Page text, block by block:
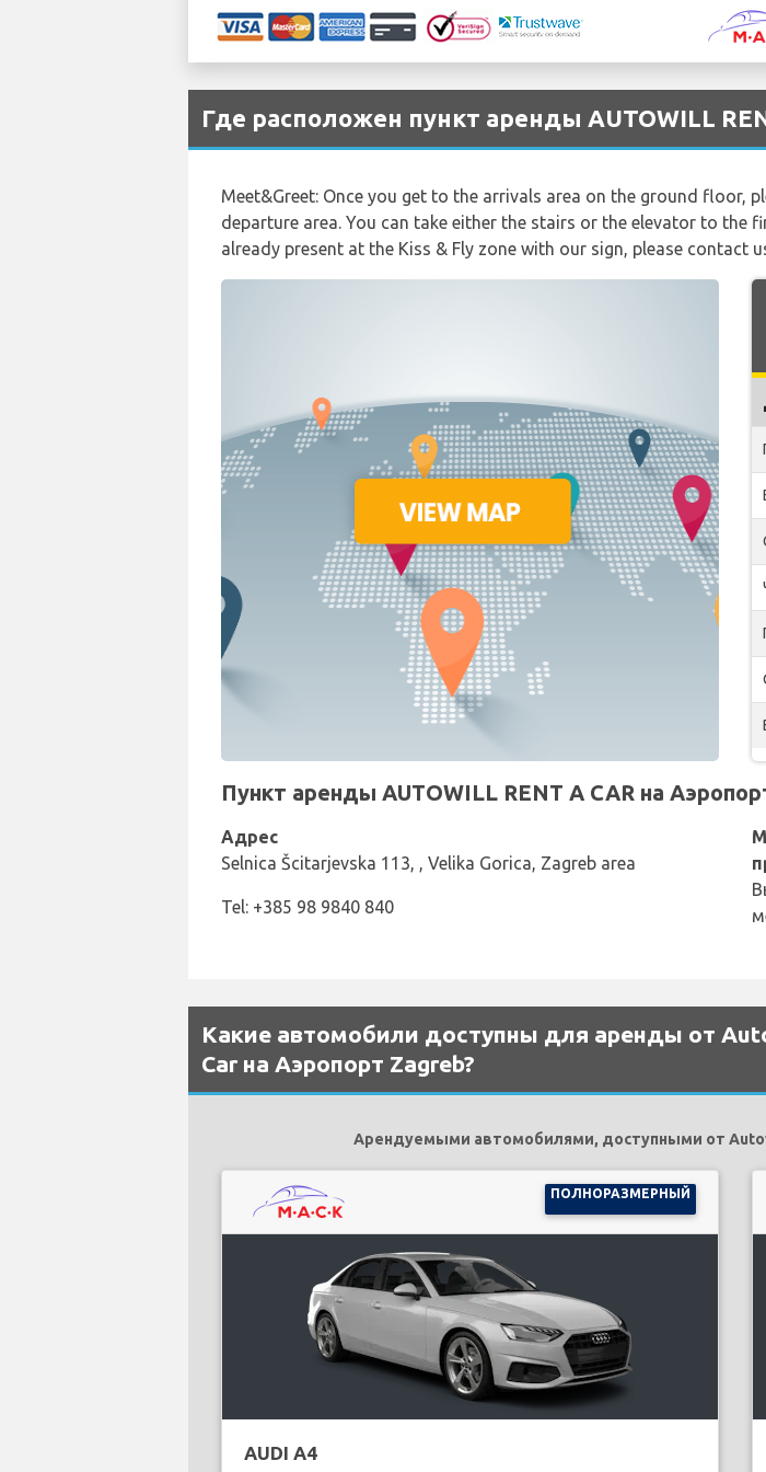
Где расположен пункт аренды AUTOWILL
Meet&Greet: Once you get to the arrivals area on the ground floor,
departure area. You can take either the stairs or the elevator to the
already present at the Kiss & Fly zone with our sign, please contact
Пункт аренды AUTOWILL RENT A CAR на
Адрес
Selnica Šcitarjevska 113, , Velika Gorica, Zagreb area
Tel: +385 98 9840 840
Какие автомобили доступны для аренды от
Car на Аэропорт Zagreb?
Арендуемыми автомобилями, доступными от
ПОЛНОРАЗМЕРНЫЙ
AUDI A4